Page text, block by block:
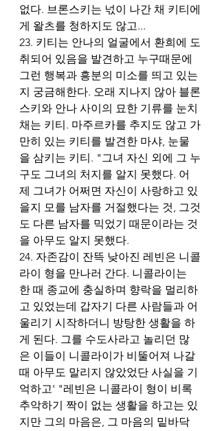
없다. 브론스키는 넋이 나간 채 키티에
게 왈츠를 청하지도 않고...
23. 키티는 안나의 얼굴에서 환희에 도
취되어 있음을 발견하고 누구때문에
그런 행복과 흥분의 미소를 띄고 있는
지 궁금해한다. 오래 지나지 않아 블론
스키와 안나 사이의 묘한 기류를 눈치
채는 키티. 마주르카를 추지도 않고 가
만히 있는 키티를 발견한 마샤, 눈물
을 삼키는 키티. "그녀 자신 외에 그 누
구도 그녀의 처지를 알지 못했다. 어
제 그녀가 어쩌면 자신이 사랑하고 있
을지 모를 남자를 거절했다는 것, 그것
도 다른 남자를 믹었기 때문이라는 것
을 아무도 알지 못했다.
24. 자존감이 잔뜩 낮아진 레빈은 니콜
라이 형을 만나러 간다. 니콜라이는
한 때 종교에 충실하며 향락을 멀리하
고 있었는데 갑자기 다른 사람들과 어
울리기 시작하더니 방탕한 생활을 하
게 된다. 그를 수도사라고 놀리던 많
은 이들이 니콜라이가 비뚤어져 나갈
때 아무도 말리지 않았었단 사실을 기
억하고' "레빈은 니콜라이 형이 비록
추악하기 짝이 없는 생활을 하고는 있
지만 그의 마음은, 그 마음의 밑바닥